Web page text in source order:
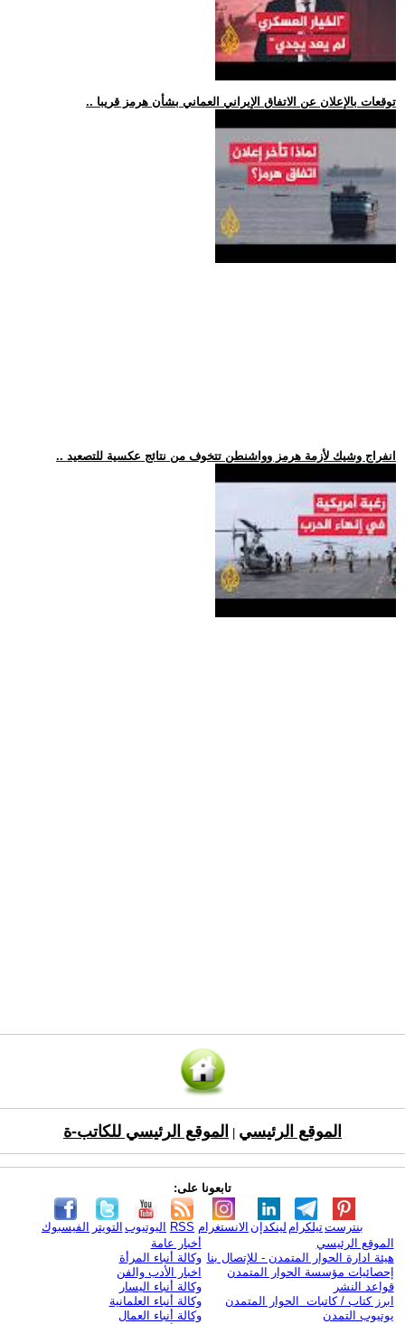
.. توقعات بالإعلان عن الاتفاق الإيراني العماني بشأن هرمز قريبا
.. انفراج وشيك لأزمة هرمز وواشنطن تتخوف من نتائج عكسية للتصعيد
الموقع الرئيسي الموقع الرئيسي للكاتب-ة
تابعونا على:
الفيسبوك التويتر اليوتيوب RSS الانستغرام لينكدإن تيلكرامبنترست
الموقع الرئيسي
هيئة ادارة الحوار المتمدن - للإتصال بنا
إحصائيات مؤسسة الحوار المتمدن
قواعد النشر
ابرز كتاب / كاتبات الحوار المتمدن
يوتيوب التمدن
أخبار عامة
وكالة أنباء المرأة
اخبار الأدب والفن
وكالة أنباء اليسار
وكالة أنباء العلمانية
وكالة أنباء العمال